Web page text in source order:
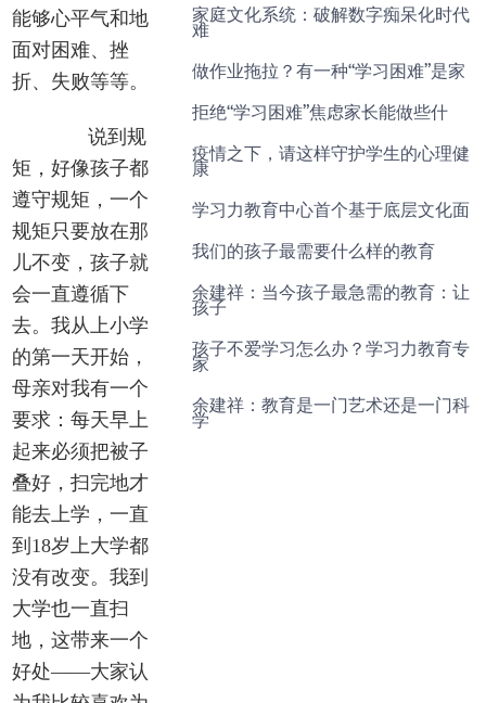
能够心平气和地
面对困难、挫
折、失败等等。
说到规
矩，好像孩子都
遵守规矩，一个
规矩只要放在那
儿不变，孩子就
会一直遵循下
去。我从上小学
的第一天开始，
母亲对我有一个
要求：每天早上
起来必须把被子
叠好，扫完地才
能去上学，一直
到18岁上大学都
没有改变。我到
大学也一直扫
地，这带来一个
好处——大家认
家庭文化系统：破解数字痴呆化时代
难
做作业拖拉？有一种“学习困难”是家
拒绝“学习困难”焦虑家长能做些什
疫情之下，请这样守护学生的心理健
康
学习力教育中心首个基于底层文化面
我们的孩子最需要什么样的教育
余建祥：当今孩子最急需的教育：让
孩子
孩子不爱学习怎么办？学习力教育专
家
余建祥：教育是一门艺术还是一门科
学